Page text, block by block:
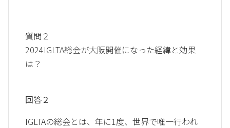
質問２
2024IGLTA総会が大阪開催になった経緯と効果
は？
回答２
IGLTAの総会とは、年に1度、世界で唯一行われ